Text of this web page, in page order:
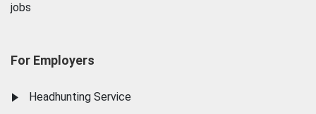
jobs
For Employers
Headhunting Service